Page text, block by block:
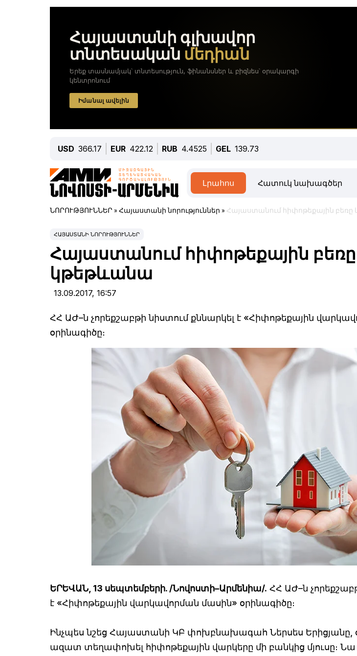
USD 366.17 EUR 422.12 RUB 4.4525 GEL 139.73
Լրահոս Հատուկ նախագծեր
ՆՈՐՈՒԹՅՈՒՆՆԵՐ » Հայաստանի նորություններ » Հայաստանում հիփոթեքային
ՀԱՅԱՍՏԱՆԻ ՆՈՐՈՒԹՅՈՒՆՆԵՐ
Հայաստանում հիփոթեքային բեռը
կթեթևանա
13.09.2017, 16:57
ՀՀ ԱԺ–ն չորեքշաբթի նիստում քննարկել է «Հիփոթեքային
օրինագիծը։
ԵՐԵՎԱՆ, 13 սեպտեմբերի. /Նովոստի–Արմենիա/. ՀՀ ԱԺ–ն
է «Հիփոթեքային վարկավորման մասին» օրինագիծը։
Ինչպես նշեց Հայաստանի ԿԲ փոխբնախագահ Ներսես Երիցյանը,
ազատ տեղափոխել հիփոթեքային վարկերը մի բանկից մյուսը։